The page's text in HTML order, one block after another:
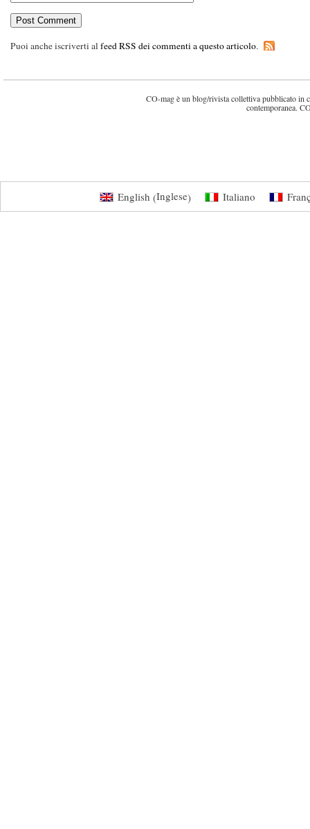
Puoi anche iscriverti alfeed RSS dei commenti a questo articolo.
CO-mag è un blog/rivista collettiva pubblicato in
contemporanea.
English (Inglese) Italiano